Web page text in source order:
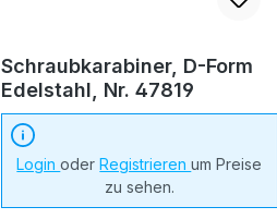
Schraubkarabiner, D-Form
Edelstahl, Nr. 47819
LoginoderRegistrierenum Preise
zu sehen.